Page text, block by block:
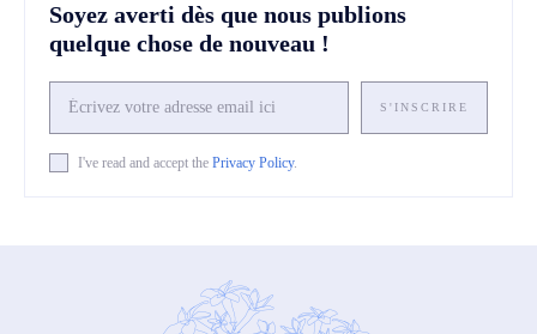
Soyez averti dès que nous publions
quelque chose de nouveau !
S'INSCRIRE
I've read and accept the Privacy Policy.